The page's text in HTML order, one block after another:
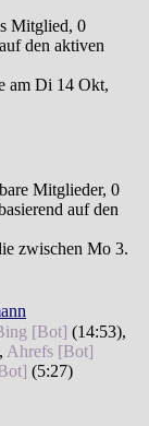
Mitglied, 0
den aktiven
am Di 14 Okt,
Mitglieder, 0
auf den
zwischen Mo 3.
[Bot] (14:53),
Ahrefs [Bot]
(5:27)